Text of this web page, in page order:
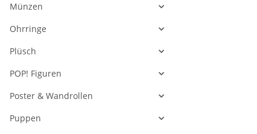
Münzen
Ohrringe
Plüsch
POP! Figuren
Poster & Wandrollen
Puppen